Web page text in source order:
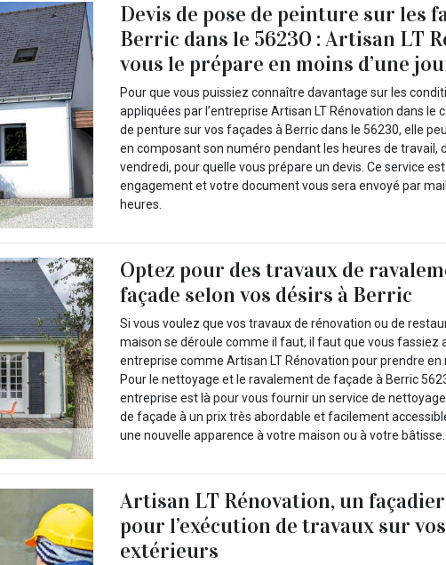
Devis de pose de peinture sur les
Berric dans le 56230 : Artisan LT
vous le prépare en moins d’une
Pour que vous puissiez connaître davantage sur les
appliquées par l’entreprise Artisan LT Rénovation dans le
de penture sur vos façades à Berric dans le 56230, elle
en composant son numéro pendant les heures de travail,
vendredi, pour quelle vous prépare un devis. Ce service
engagement et votre document vous sera envoyé par
heures.
Optez pour des travaux de
façade selon vos désirs à Berric
Si vous voulez que vos travaux de rénovation ou de
maison se déroule comme il faut, il faut que vous fassiez
entreprise comme Artisan LT Rénovation pour prendre en
Pour le nettoyage et le ravalement de façade à Berric
entreprise est là pour vous fournir un service de
de façade à un prix très abordable et facilement
une nouvelle apparence à votre maison ou à votre bâtisse.
Artisan LT Rénovation, un
pour l’exécution de travaux sur
extérieurs